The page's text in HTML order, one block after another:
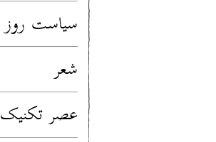
سیاست روز
شعر
عصر تکنیک